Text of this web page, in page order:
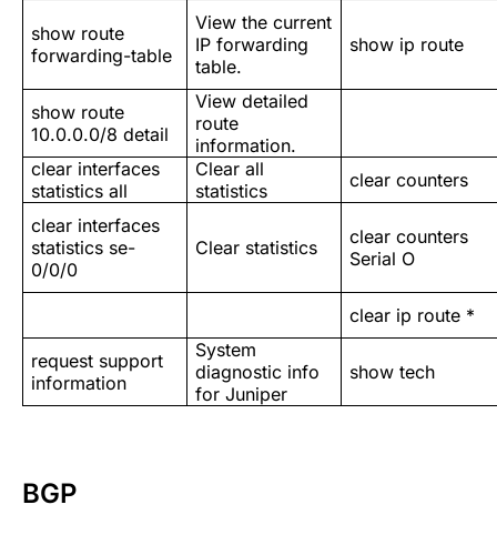
show route
forwarding-table
View the current
IP forwarding
table.
show ip route
show route
10.0.0.0/8 detail
View detailed
route
information.
clear interfaces
statistics all
Clear all
statistics
clear counters
clear interfaces
statistics se-
0/0/0
Clear statistics
clear counters
Serial O
clear ip route *
request support
information
System
diagnostic info
for Juniper
show tech
BGP